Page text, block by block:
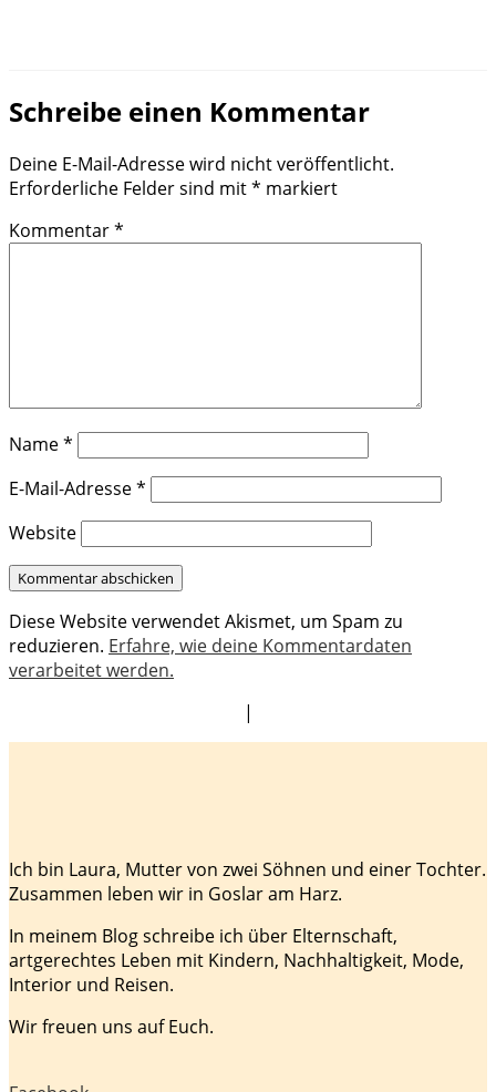
Schreibe einen Kommentar
Deine E-Mail-Adresse wird nicht veröffentlicht.
Erforderliche Felder sind mit* markiert
Kommentar*
Name*
E-Mail-Adresse*
Website
Diese Website verwendet Akismet, um Spam zu
reduzieren. Erfahre, wie deine Kommentardaten
verarbeitet werden.
|
Ich bin Laura, Mutter von zwei Söhnen und einer Tochter.
Zusammen leben wir in Goslar am Harz.
In meinem Blog schreibe ich über Elternschaft,
artgerechtes Leben mit Kindern, Nachhaltigkeit, Mode,
Interior und Reisen.
Wir freuen uns auf Euch.